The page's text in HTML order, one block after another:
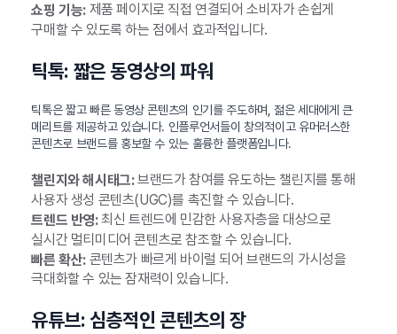
쇼핑 기능:제품 페이지로 직접 연결되어 소비자가 손쉽게
구매할 수 있도록 하는 점에서 효과적입니다.
틱톡: 짧은 동영상의 파워
틱톡은 짧고 빠른 동영상 콘텐츠의 인기를 주도하며, 젊은 세대에게 큰
메리트를 제공하고 있습니다. 인플루언서들이 창의적이고 유머러스한
콘텐츠로 브랜드를 홍보할 수 있는 훌륭한 플랫폼입니다.
챌린지와 해시태그:브랜드가 참여를 유도하는 챌린지를 통해
사용자 생성 콘텐츠(UGC)를 촉진할 수 있습니다.
트렌드 반영:최신 트렌드에 민감한 사용자층을 대상으로
실시간 멀티미디어 콘텐츠로 참조할 수 있습니다.
빠른 확산:콘텐츠가 빠르게 바이럴 되어 브랜드의 가시성을
극대화할 수 있는 잠재력이 있습니다.
유튜브: 심층적인 콘텐츠의 장